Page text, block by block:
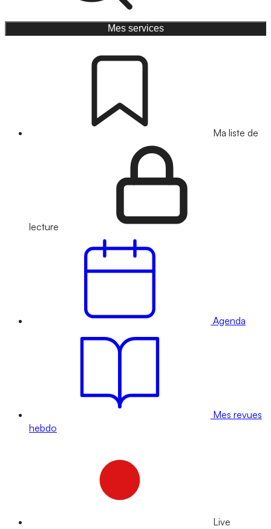
Mes services
Ma liste de
lecture
Agenda
Mes revues
hebdo
Live